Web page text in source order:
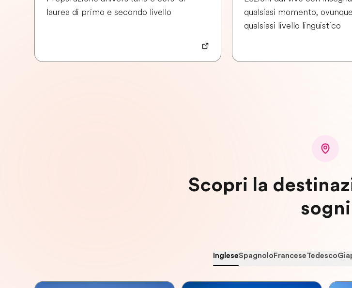
laurea di primo e secondo livello
qualsiasi momento,
qualsiasi livello linguistico
Scopri la
sogni
IngleseSpagnoloFranceseTedesco